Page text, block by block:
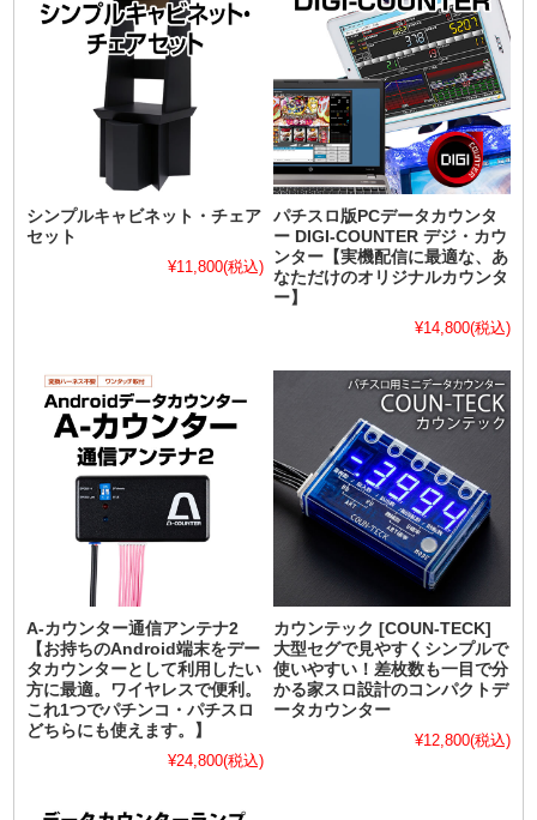
シンプルキャビネット・チェア
セット
¥11,800(税込)
パチスロ版PCデータカウンタ
ー DIGI-COUNTER デジ・カウ
ンター【実機配信に最適な、あ
なただけのオリジナルカウンタ
ー】
¥14,800(税込)
A-カウンター通信アンテナ2
【お持ちのAndroid端末をデー
タカウンターとして利用したい
方に最適。ワイヤレスで便利。
これ1つでパチンコ・パチスロ
どちらにも使えます。】
¥24,800(税込)
カウンテック [COUN-TECK]
大型セグで見やすくシンプルで
使いやすい！差枚数も一目で分
かる家スロ設計のコンパクトデ
ータカウンター
¥12,800(税込)